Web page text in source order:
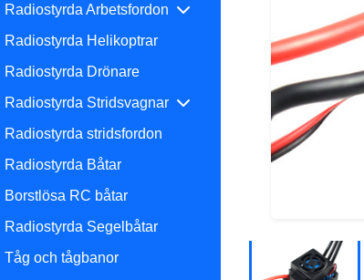
Radiostyrda Arbetsfordon
Radiostyrda Helikoptrar
Radiostyrda Drönare
Radiostyrda Stridsvagnar
Radiostyrda stridsfordon
Radiostyrda Båtar
Borstlösa RC båtar
Radiostyrda Segelbåtar
Tåg och tågbanor